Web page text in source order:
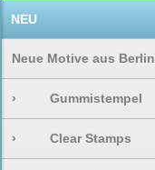
NEU
Neue Motive aus Berlin
› Gummistempel
› Clear Stamps